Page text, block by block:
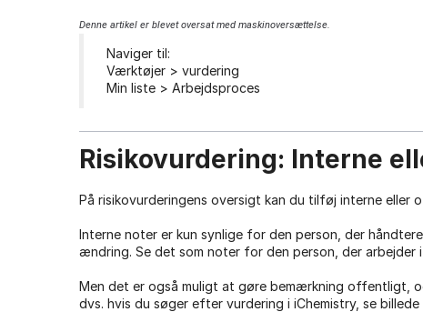
Denne artikel er blevet oversat med maskinoversættelse.
Naviger til:
Værktøjer > vurdering
Min liste > Arbejdsproces
Risikovurdering: Interne
På risikovurderingens oversigt kan du tilføj interne eller
Interne noter er kun synlige for den person, der
ændring. Se det som noter for den person, der arbejder i
Men det er også muligt at gøre bemærkning offentligt,
dvs. hvis du søger efter vurdering i iChemistry, se billede